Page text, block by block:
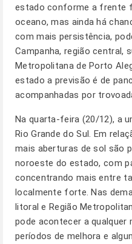
estado conforme a frente
oceano, mas ainda há
com mais persistência,
Campanha, região central,
Metropolitana de Porto
estado a previsão é de
acompanhadas por
Na quarta-feira (20/12), a
Rio Grande do Sul. Em
mais aberturas de sol são
noroeste do estado, com
concentrando mais entre
localmente forte. Nas
litoral e Região
pode acontecer a qualquer
períodos de melhora e